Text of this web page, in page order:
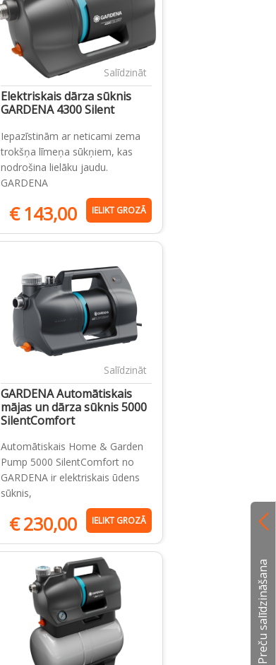
Preču salīdzināšana
Salīdzināt
Elektriskais dārza sūknis
GARDENA 4300 Silent
Iepazīstinām ar neticami zema
trokšņa līmeņa sūkņiem, kas
nodrošina lielāku jaudu.
GARDENA
€ 143,00 IELIKT GROZĀ
Salīdzināt
GARDENA Automātiskais
mājas un dārza sūknis 5000
SilentComfort
Automātiskais Home & Garden
Pump 5000 SilentComfort no
GARDENA ir elektriskais ūdens
sūknis,
€230,00 IELIKT GROZĀ